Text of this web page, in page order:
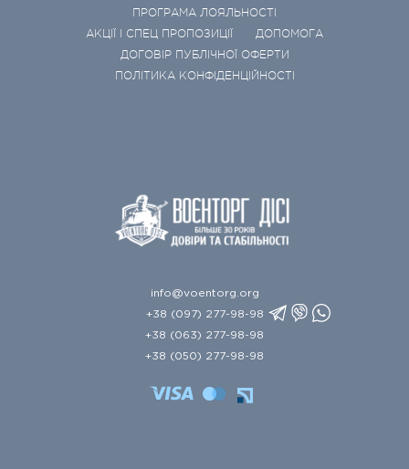
ПРОГРАМА ЛОЯЛЬНОСТІ
АКЦІЇ І СПЕЦ ПРОПОЗИЦІЇ
ДОПОМОГА
ДОГОВІР ПУБЛІЧНОЇ ОФЕРТИ
ПОЛІТИКА КОНФІДЕНЦІЙНОСТІ
info@voentorg.org
+38 (097) 277-98-98
+38 (063) 277-98-98
+38 (050) 277-98-98